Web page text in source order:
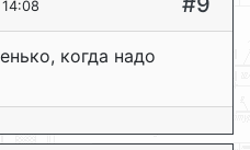
когда надо